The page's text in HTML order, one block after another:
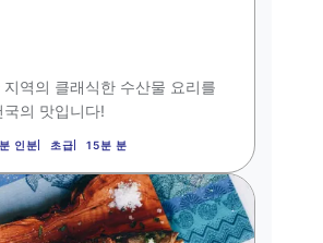
역의 클래식한 수산물 요리를
국의 맛입니다!
인분 초급 15분 분